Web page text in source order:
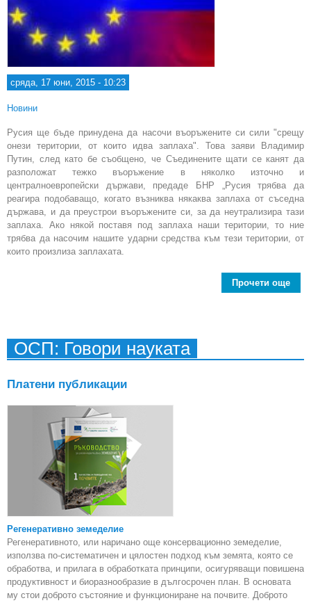
сряда, 17 юни, 2015 - 10:23
Новини
Русия ще бъде принудена да насочи въоръжените си сили "срещу
онези територии, от които идва заплаха". Това заяви Владимир
Путин, след като бе съобщено, че Съединените щати се канят да
разположат тежко въоръжение в няколко източно и
централноевропейски държави, предаде БНР „Русия трябва да
реагира подобаващо, когато възниква някаква заплаха от съседна
държава, и да преустрои въоръжените си, за да неутрализира тази
заплаха. Ако някой поставя под заплаха наши територии, то ние
трябва да насочим нашите ударни средства към тези територии, от
които произлиза заплахата.
Прочети още
ОСП: Говори науката
Платени публикации
Регенеративно земеделие
Регенеративното, или наричано още консервационно земеделие,
използва по-систематичен и цялостен подход към земята, която се
обработва, и прилага в обработката принципи, осигуряващи повишена
продуктивност и биоразнообразие в дългосрочен план. В основата
му стои доброто състояние и функциониране на почвите. Доброто